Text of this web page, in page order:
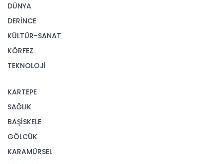
DÜNYA
DERİNCE
KÜLTÜR-SANAT
KÖRFEZ
TEKNOLOJİ
KARTEPE
SAĞLIK
BAŞİSKELE
GÖLCÜK
KARAMÜRSEL